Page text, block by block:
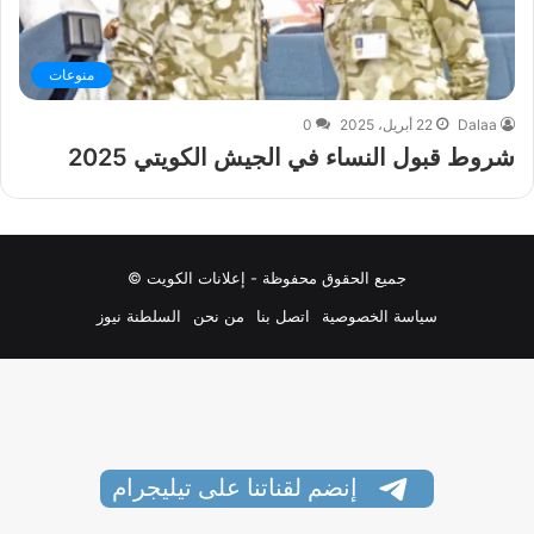
منوعات
Dalaa 22 أبريل، 2025 0
شروط قبول النساء في الجيش الكويتي 2025
جميع الحقوق محفوظة - إعلانات الكويت ©
سياسة الخصوصية
اتصل بنا من نحن السلطنة نيوز
إنضم لقناتنا على تيليجرام